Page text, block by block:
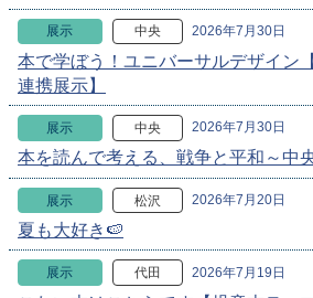
展示 中央 2026年7月30日
本で学ぼう！ユニバーサルデザイン
連携展示】
展示 中央 2026年7月30日
本を読んで考える、戦争と平和～中
展示 松沢 2026年7月20日
夏も大好き🍉
展示 代田 2026年7月19日